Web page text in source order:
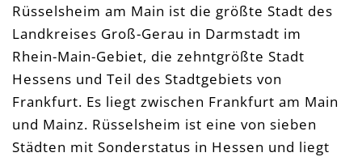
Rüsselsheim am Main ist die größte Stadt des
Landkreises Groß-Gerau in Darmstadt im
Rhein-Main-Gebiet, die zehntgrößte Stadt
Hessens und Teil des Stadtgebiets von
Frankfurt. Es liegt zwischen Frankfurt am Main
und Mainz. Rüsselsheim ist eine von sieben
Städten mit Sonderstatus in Hessen und liegt